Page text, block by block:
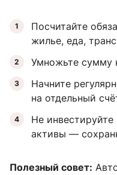
Посчитайте
жилье, еда,
Умножьте сумму
Начните
на отдельный
Не
активы —
Полезный совет: